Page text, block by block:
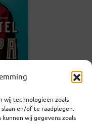
wij technologieën zoals
en/of te raadplegen.
wij gegevens zoals